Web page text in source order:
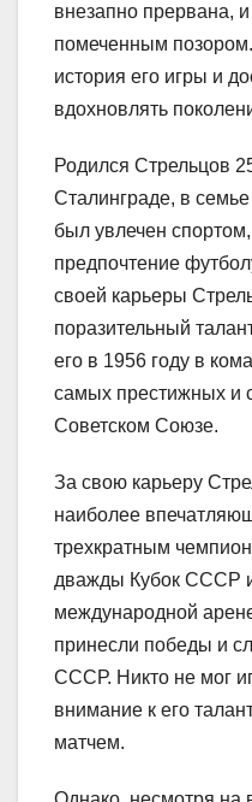
внезапно прервана,
помеченным
история его игры и
вдохновлять
Родился Стрельцов
Сталинграде, в
был увлечен
предпочтение
своей карьеры
поразительный
его в 1956 году в
самых престижных и
Советском Союзе.
За свою карьеру
наиболее
трехкратным
дважды Кубок СССР
международной
принесли победы и
СССР. Никто не мог
внимание к его
матчем.